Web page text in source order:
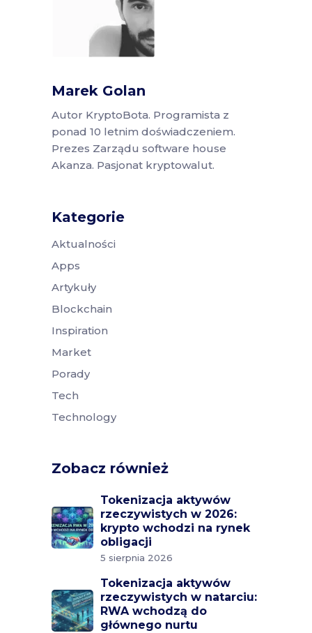
Marek Golan
Autor KryptoBota. Programista z
ponad 10 letnim doświadczeniem.
Prezes Zarządu software house
Akanza. Pasjonat kryptowalut.
Kategorie
Aktualności
Apps
Artykuły
Blockchain
Inspiration
Market
Porady
Tech
Technology
Zobacz również
Tokenizacja aktywów
rzeczywistych w 2026:
krypto wchodzi na rynek
obligacji
5 sierpnia 2026
Tokenizacja aktywów
rzeczywistych w natarciu:
RWA wchodzą do
głównego nurtu